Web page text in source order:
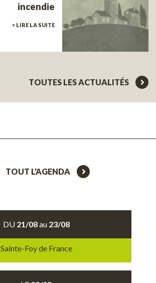
incendie
> LIRE LA SUITE
TOUTES LES ACTUALITÉS
TOUT L'AGENDA
DU 21/08au 23/08
Sainte-Foy de France